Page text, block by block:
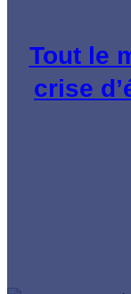
Tout le
crise